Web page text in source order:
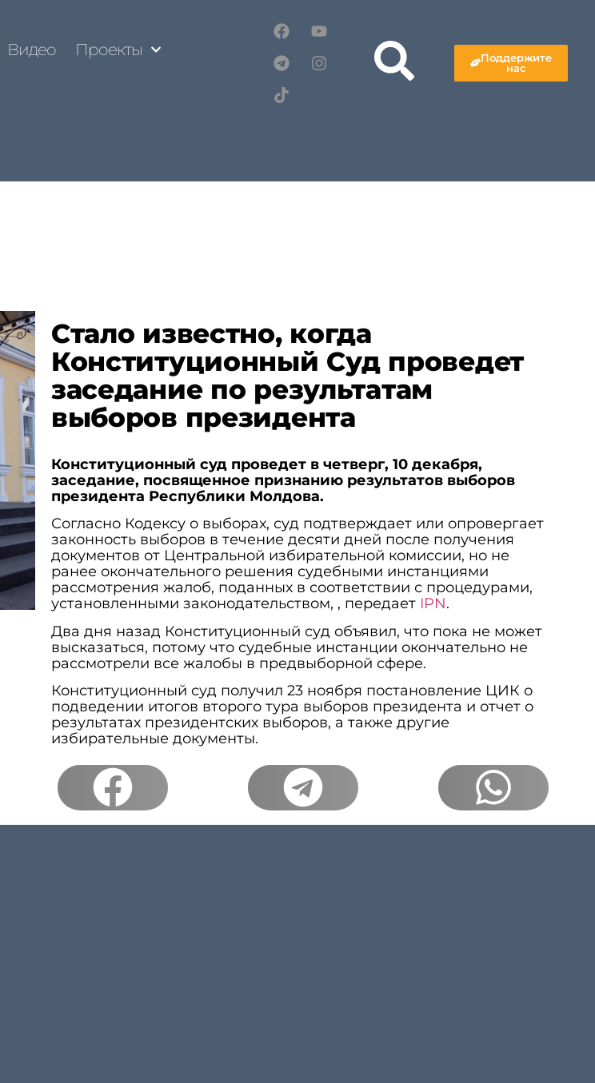
Видео Проекты
Поддержите
нас
Стало известно, когда
Конституционный Суд проведет
заседание по результатам
выборов президента
Конституционный суд проведет в четверг, 10 декабря,
заседание, посвященное признанию результатов выборов
президента Республики Молдова.
Согласно Кодексу о выборах, суд подтверждает или опровергает
законность выборов в течение десяти дней после получения
документов от Центральной избирательной комиссии, но не
ранее окончательного решения судебными инстанциями
рассмотрения жалоб, поданных в соответствии с процедурами,
установленными законодательством, , передает IPN.
Два дня назад Конституционный суд объявил, что пока не может
высказаться, потому что судебные инстанции окончательно не
рассмотрели все жалобы в предвыборной сфере.
Конституционный суд получил 23 ноября постановление ЦИК о
подведении итогов второго тура выборов президента и отчет о
результатах президентских выборов, а также другие
избирательные документы.